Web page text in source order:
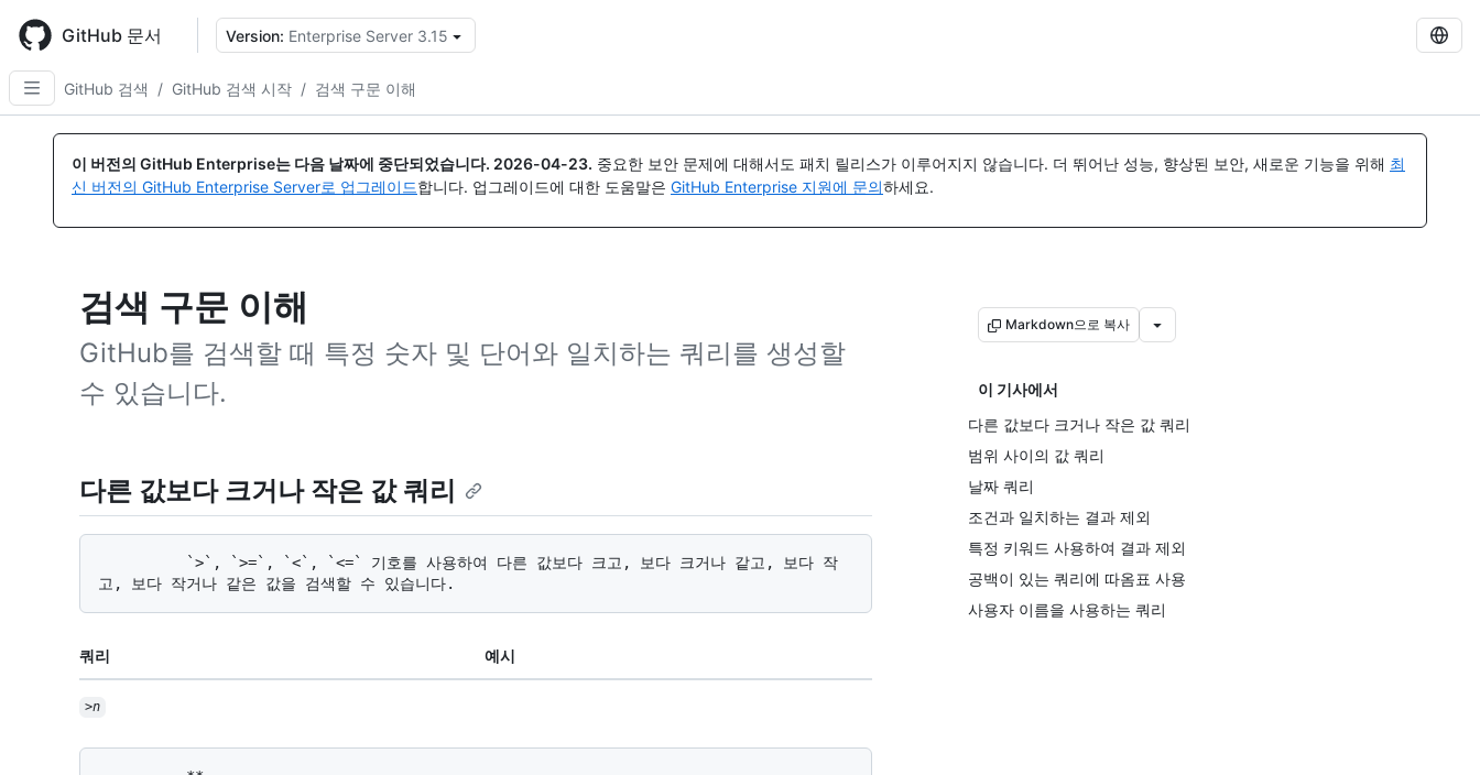
main
content
GitHub 문서 Version: Enterprise Server 3.15
GitHub 검색
/ GitHub 검색 시작 / 검색 구문 이해
이 버전의 GitHub Enterprise는 다음 날짜에 중단되었습니다. 2026-04-23. 중요한 보안 문제에 대해서도 패치 릴리스가 이루어지지 않습니다. 더 뛰어난 성능, 향상된 보안, 새로운 기능을 위해 최
신 버전의 GitHub Enterprise Server로 업그레이드합니다. 업그레이드에 대한 도움말은 GitHub Enterprise 지원에 문의하세요.
검색 구문 이해
GitHub를 검색할 때 특정 숫자 및 단어와 일치하는 쿼리를 생성할
수 있습니다.
Markdown으로 복사
이 기사에서
다른 값보다 크거나 작은 값 쿼리
범위 사이의 값 쿼리
날짜 쿼리
조건과 일치하는 결과 제외
특정 키워드 사용하여 결과 제외
공백이 있는 쿼리에 따옴표 사용
사용자 이름을 사용하는 쿼리
다른 값보다 크거나 작은 값 쿼리
쿼리 예시
>n